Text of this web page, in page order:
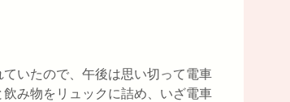
いたので、午後は思い切って電車
み物をリュックに詰め、いざ電車